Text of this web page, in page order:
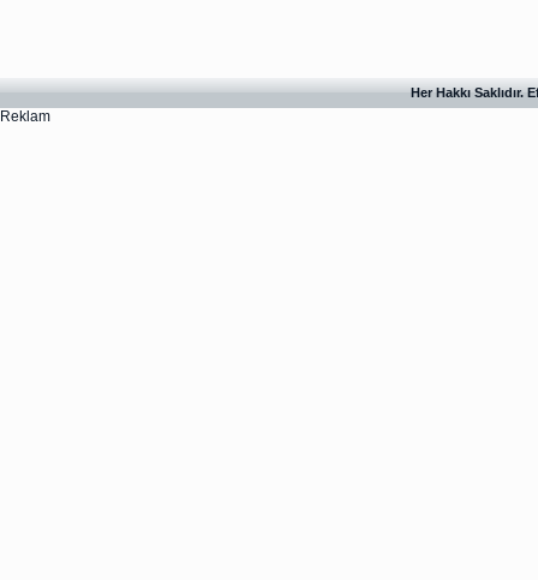
Her Hakkı Saklıdır.
Reklam